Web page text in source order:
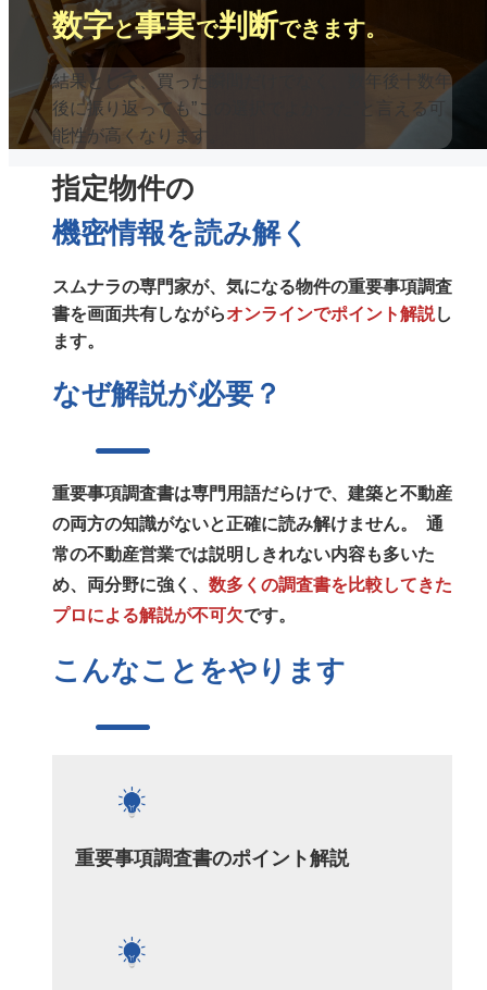
数字と事実で判断できます。
結果として、買った瞬間だけでなく、数年後十数年
後に振り返っても ”この選択でよかった”と言える可
能性が高くなります。
指定物件の
機密情報を読み解く
スムナラの専門家が、気になる物件の重要事項調査
書を画面共有しながらオンラインでポイント解説し
ます。
なぜ解説が必要？
重要事項調査書は専門用語だらけで、建築と不動産
の両方の知識がないと正確に読み解けません。 通
常の不動産営業では説明しきれない内容も多いた
め、両分野に強く、 数多くの調査書を比較してきた
プロによる解説が不可欠です。
こんなことをやります
重要事項調査書のポイント解説